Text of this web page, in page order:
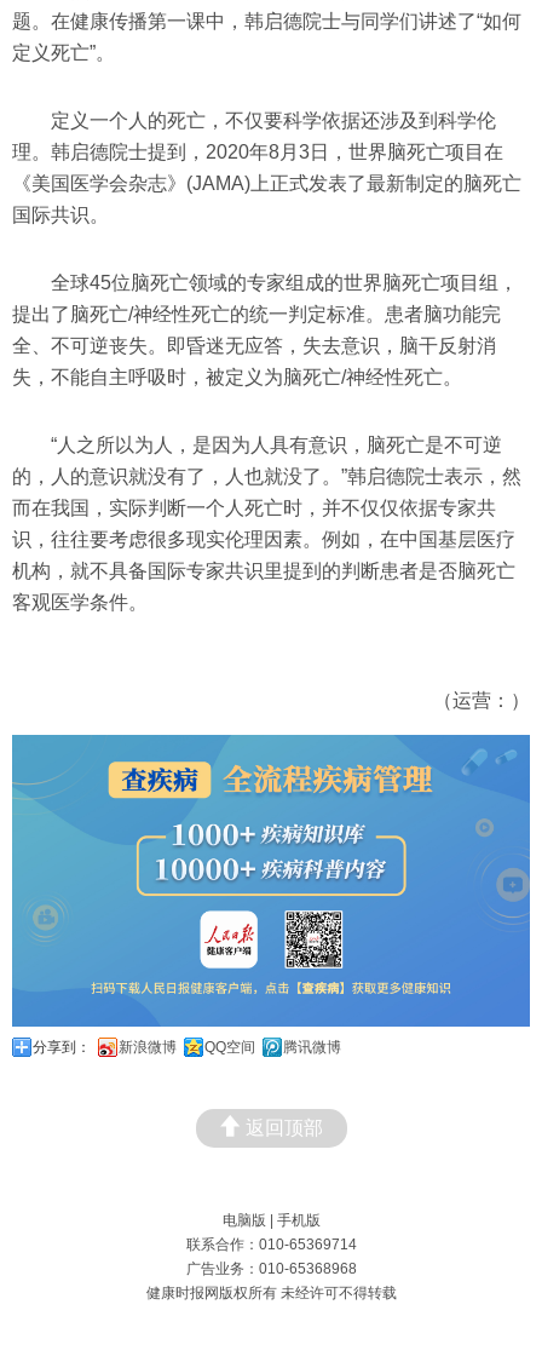
题。在健康传播第一课中，韩启德院士与同学们讲述了“如何
定义死亡”。
定义一个人的死亡，不仅要科学依据还涉及到科学伦
理。韩启德院士提到，2020年8月3日，世界脑死亡项目在
《美国医学会杂志》(JAMA)上正式发表了最新制定的脑死亡
国际共识。
全球45位脑死亡领域的专家组成的世界脑死亡项目组，
提出了脑死亡/神经性死亡的统一判定标准。患者脑功能完
全、不可逆丧失。即昏迷无应答，失去意识，脑干反射消
失，不能自主呼吸时，被定义为脑死亡/神经性死亡。
“人之所以为人，是因为人具有意识，脑死亡是不可逆
的，人的意识就没有了，人也就没了。”韩启德院士表示，然
而在我国，实际判断一个人死亡时，并不仅仅依据专家共
识，往往要考虑很多现实伦理因素。例如，在中国基层医疗
机构，就不具备国际专家共识里提到的判断患者是否脑死亡
客观医学条件。
（运营：）
分享到： 新浪微博 QQ空间 腾讯微博
返回顶部
电脑版 | 手机版
联系合作：010-65369714
广告业务：010-65368968
健康时报网版权所有 未经许可不得转载